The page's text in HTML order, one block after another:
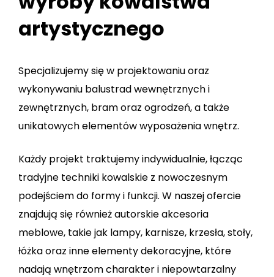
artystycznego
Specjalizujemy się w projektowaniu oraz
wykonywaniu balustrad wewnętrznych i
zewnętrznych, bram oraz ogrodzeń, a także
unikatowych elementów wyposażenia wnętrz.
Każdy projekt traktujemy indywidualnie, łącząc
tradyjne techniki kowalskie z nowoczesnym
podejściem do formy i funkcji. W naszej ofercie
znajdują się również autorskie akcesoria
meblowe, takie jak lampy, karnisze, krzesła, stoły,
łóżka oraz inne elementy dekoracyjne, które
nadają wnętrzom charakter i niepowtarzalny